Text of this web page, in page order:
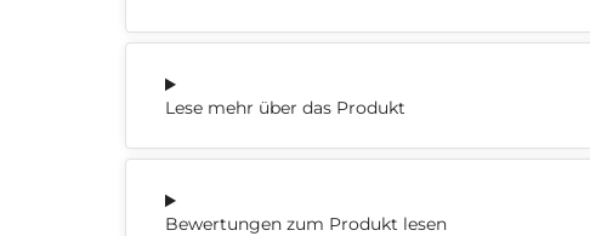
Lese mehr über das Produkt
Bewertungen zum Produkt lesen